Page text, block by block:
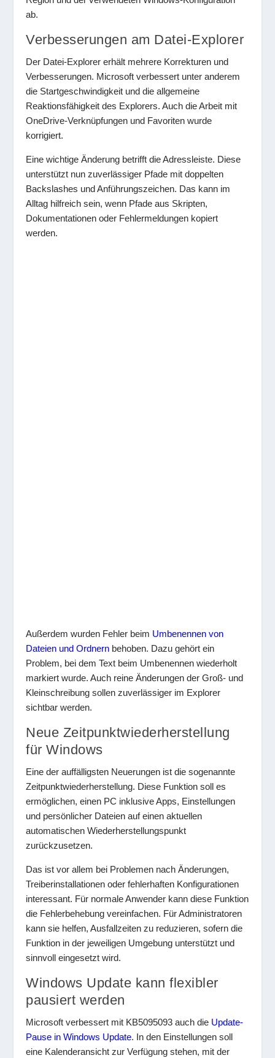
ab.
Verbesserungen am Datei-Explorer
Der Datei-Explorer erhält mehrere Korrekturen und
Verbesserungen. Microsoft verbessert unter anderem
die Startgeschwindigkeit und die allgemeine
Reaktionsfähigkeit des Explorers. Auch die Arbeit mit
OneDrive-Verknüpfungen und Favoriten wurde
korrigiert.
Eine wichtige Änderung betrifft die Adressleiste. Diese
unterstützt nun zuverlässiger Pfade mit doppelten
Backslashes und Anführungszeichen. Das kann im
Alltag hilfreich sein, wenn Pfade aus Skripten,
Dokumentationen oder Fehlermeldungen kopiert
werden.
Außerdem wurden Fehler beim Umbenennen von
Dateien und Ordnern behoben. Dazu gehört ein
Problem, bei dem Text beim Umbenennen wiederholt
markiert wurde. Auch reine Änderungen der Groß- und
Kleinschreibung sollen zuverlässiger im Explorer
sichtbar werden.
Neue Zeitpunktwiederherstellung
für Windows
Eine der auffälligsten Neuerungen ist die sogenannte
Zeitpunktwiederherstellung. Diese Funktion soll es
ermöglichen, einen PC inklusive Apps, Einstellungen
und persönlicher Dateien auf einen aktuellen
automatischen Wiederherstellungspunkt
zurückzusetzen.
Das ist vor allem bei Problemen nach Änderungen,
Treiberinstallationen oder fehlerhaften Konfigurationen
interessant. Für normale Anwender kann diese Funktion
die Fehlerbehebung vereinfachen. Für Administratoren
kann sie helfen, Ausfallzeiten zu reduzieren, sofern die
Funktion in der jeweiligen Umgebung unterstützt und
sinnvoll eingesetzt wird.
Windows Update kann flexibler
pausiert werden
Microsoft verbessert mit KB5095093 auch die Update-
Pause in Windows Update. In den Einstellungen soll
eine Kalenderansicht zur Verfügung stehen, mit der